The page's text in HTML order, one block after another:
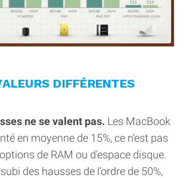
DIFFÉRENTES
ne se valent pas. Les MacBook
en moyenne de 15%, ce n'est pas
de RAM ou d'espace disque.
des hausses de l’ordre de 50%,